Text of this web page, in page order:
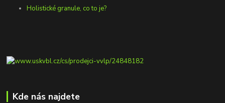
Holistické granule, co to je?
Kde nás najdete